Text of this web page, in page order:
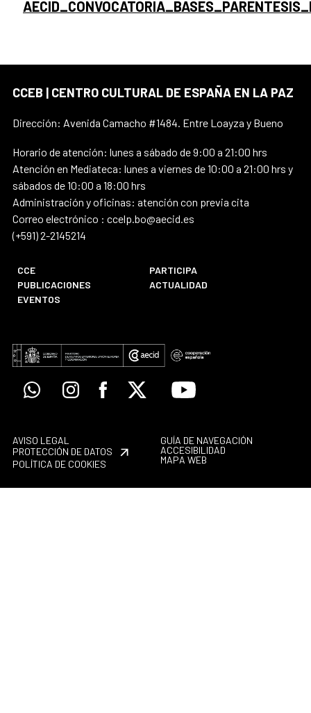
CCEB | CENTRO CULTURAL DE ESPAÑA EN LA PAZ
Dirección: Avenida Camacho #1484. Entre Loayza y Bueno
Horario de atención: lunes a sábado de 9:00 a 21:00 hrs
Atención en Mediateca: lunes a viernes de 10:00 a 21:00 hrs y
sábados de 10:00 a 18:00 hrs
Administración y oficinas: atención con previa cita
Correo electrónico : ccelp.bo@aecid.es
(+591) 2-2145214
CCE
PARTICIPA
PUBLICACIONES
ACTUALIDAD
EVENTOS
WhatsappInstagramFacebook
X Youtube
AVISO LEGAL
PROTECCIÓN DE DATOS
POLÍTICA DE COOKIES
GUÍA DE NAVEGACIÓN
ACCESIBILIDAD
MAPA WEB